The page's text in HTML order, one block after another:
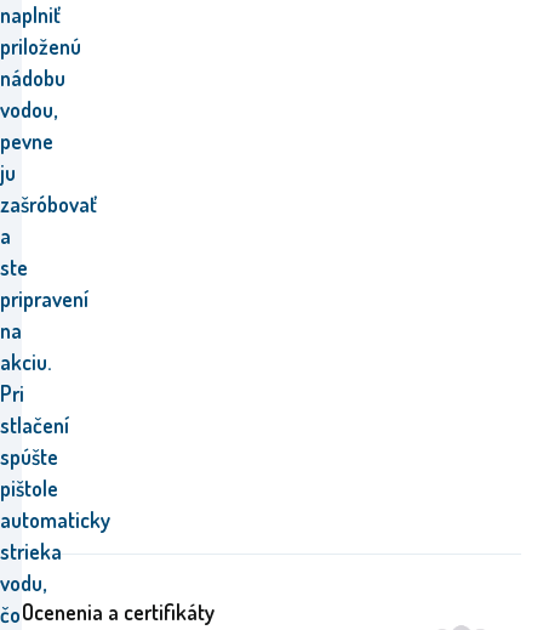
naplniť
priloženú
nádobu
vodou,
pevne
ju
zašróbovať
a
ste
pripravení
na
akciu.
Pri
stlačení
spúšte
pištole
automaticky
strieka
vodu,
čoOcenenia a certifikáty